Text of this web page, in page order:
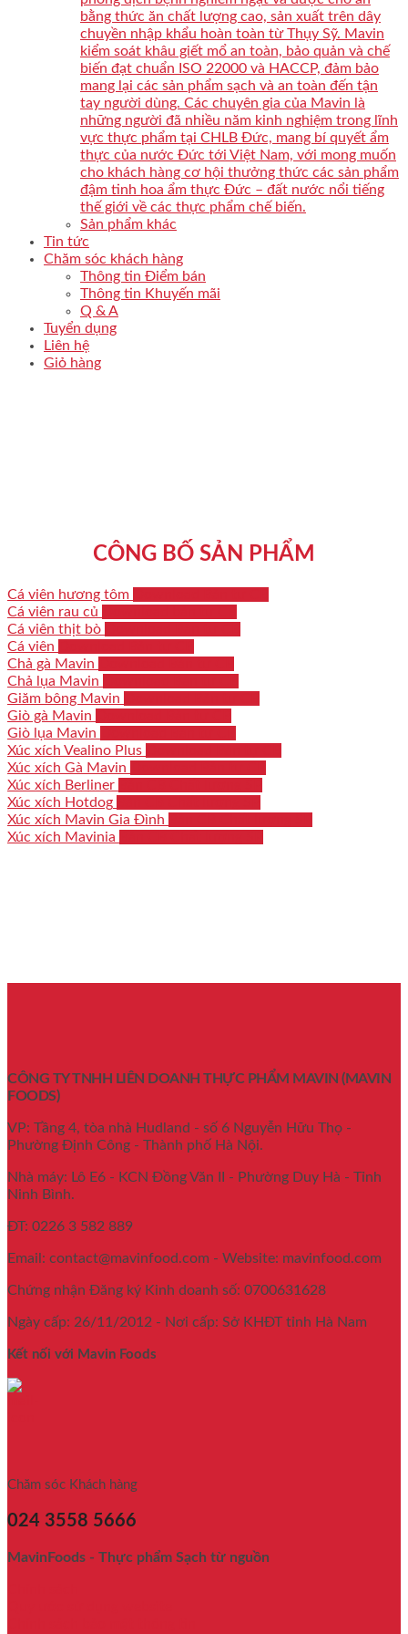
bằng thức ăn chất lượng cao, sản xuất trên dây
chuyền nhập khẩu hoàn toàn từ Thụy Sỹ. Mavin
kiểm soát khâu giết mổ an toàn, bảo quản và chế
biến đạt chuẩn ISO 22000 và HACCP, đảm bảo
mang lại các sản phẩm sạch và an toàn đến tận
tay người dùng. Các chuyên gia của Mavin là
những người đã nhiều năm kinh nghiệm trong lĩnh
vực thực phẩm tại CHLB Đức, mang bí quyết ẩm
thực của nước Đức tới Việt Nam, với mong muốn
cho khách hàng cơ hội thưởng thức các sản phẩm
đậm tinh hoa ẩm thực Đức – đất nước nổi tiếng
thế giới về các thực phẩm chế biến.
Sản phẩm khác
Tin tức
Chăm sóc khách hàng
Thông tin Điểm bán
Thông tin Khuyến mãi
Q & A
Tuyển dụng
Liên hệ
Giỏ hàng
CÔNG BỐ SẢN PHẨM
Cá viên hương tôm
Cá viên rau củ
Cá viên thịt bò
Cá viên
Chả gà Mavin
Chả lụa Mavin
Giăm bông Mavin
Giò gà Mavin
Giò lụa Mavin
Xúc xích Vealino Plus
Xúc xích Gà Mavin
Xúc xích Berliner
Xúc xích Hotdog
Xúc xích Mavin Gia Đình
Xúc xích Mavinia
CÔNG TY TNHH LIÊN DOANH THỰC PHẨM MAVIN (MAVIN
FOODS)
VP: Tầng 4, tòa nhà Hudland - số 6 Nguyễn Hữu Thọ -
Phường Định Công - Thành phố Hà Nội.
Nhà máy: Lô E6 - KCN Đồng Văn II - Phường Duy Hà - Tỉnh
Ninh Bình.
ĐT: 0226 3 582 889
Email: contact@mavinfood.com - Website: mavinfood.com
Chứng nhận Đăng ký Kinh doanh số: 0700631628
Ngày cấp: 26/11/2012 - Nơi cấp: Sở KHĐT tỉnh Hà Nam
Kết nối với Mavin Foods
Chăm sóc Khách hàng
024 3558 5666
MavinFoods - Thực phẩm Sạch từ nguồn